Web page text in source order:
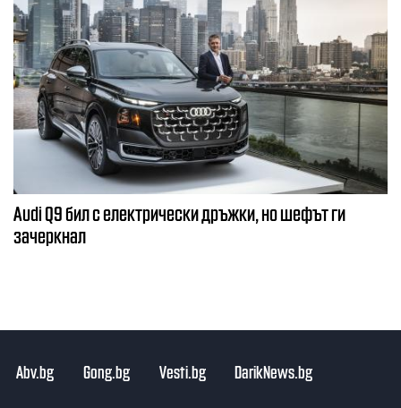
Audi Q9 бил с електрически дръжки, но шефът ги
зачеркнал
Abv.bg Gong.bg Vesti.bg DarikNews.bg